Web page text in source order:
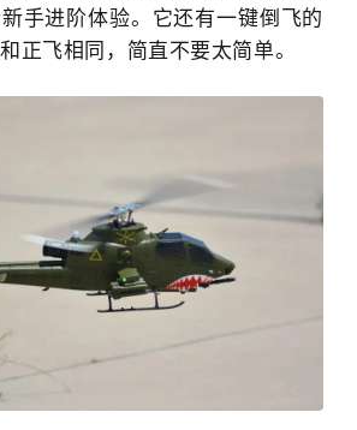
手进阶体验。它还有一键倒飞的
正飞相同，简直不要太简单。